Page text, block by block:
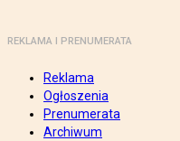
REKLAMA I PRENUMERATA
Reklama
Ogłoszenia
Prenumerata
Archiwum